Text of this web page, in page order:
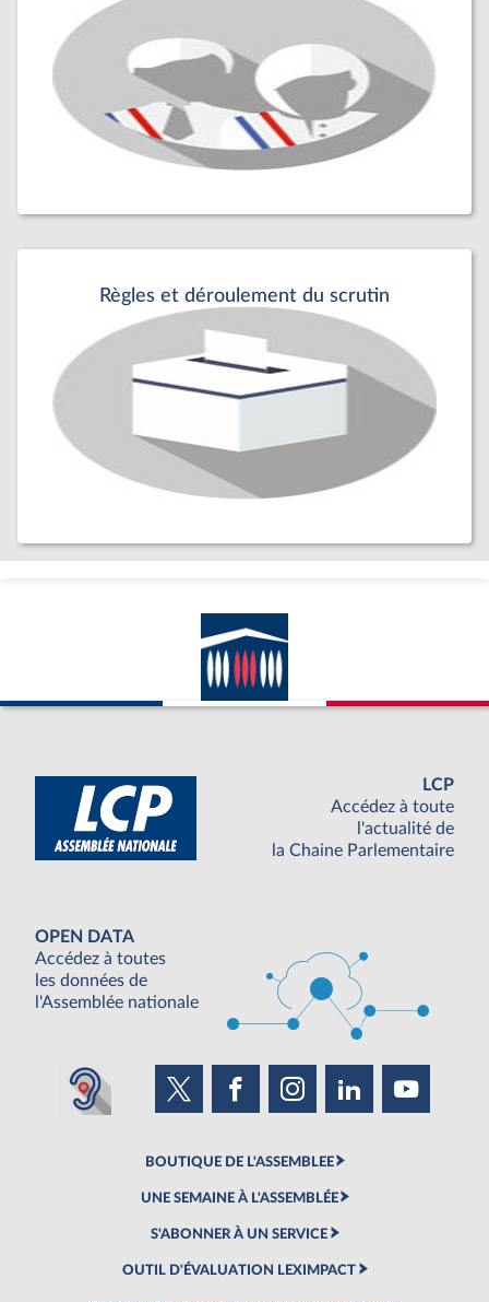
Règles et déroulement du scrutin
LCP
Accédez à toute
l'actualité de
la Chaine Parlementaire
OPEN DATA
Accédez à toutes
les données de
l'Assemblée nationale
BOUTIQUE DE L'ASSEMBLEE
UNE SEMAINE À L'ASSEMBLÉE
S'ABONNER À UN SERVICE
OUTIL D'ÉVALUATION LEXIMPACT